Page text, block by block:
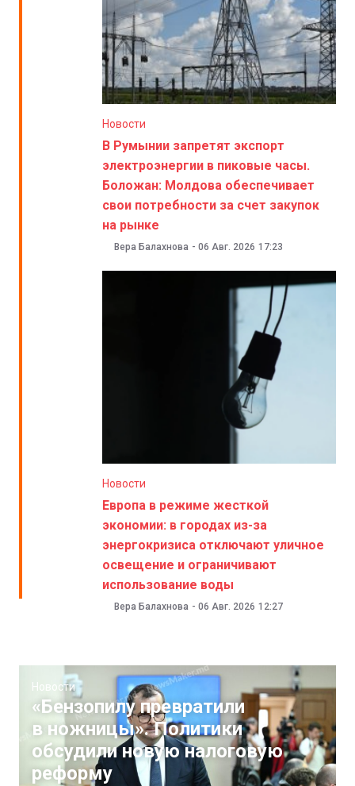
Новости
В Румынии запретят экспорт
электроэнергии в пиковые часы.
Боложан: Молдова обеспечивает
свои потребности за счет закупок
на рынке
Вера Балахнова - 06 Авг. 2026 17:23
Новости
Европа в режиме жесткой
экономии: в городах из-за
энергокризиса отключают уличное
освещение и ограничивают
использование воды
Вера Балахнова - 06 Авг. 2026 12:27
Новости
«Бензопилу превратили
в ножницы». Политики
обсудили новую налоговую
реформу